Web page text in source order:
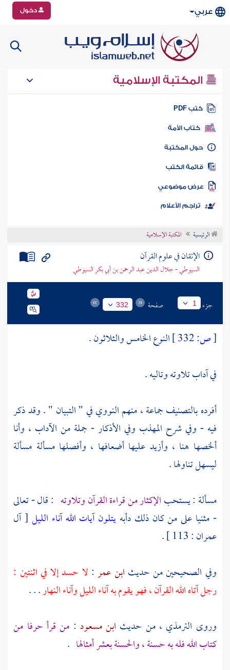
عربي دخول
المكتبة الإسلامية
كتب PDF
كتاب الأمة
المكتبة
الكتب
موضوعي
تراجم الأعلام
الرئيسية المكتبة الإسلامية
الإتقان في علوم القرآن
السيوطي - جلال الدين عبد الرحمن بن أبي بكر السيوطي
جزء 1 صفحة 332
[ص:
النوع الخامس والثلاثون .
في آداب تلاوته وتاليه .
أفرده بالتصنيف جماعة ، منهمالنوويفي " التبيان " . وقد ذكر
فيه - وفي شرح المهذب وفي الأذكار - جملة من الآداب ، وأنا
ألخصها هنا ، وأزيد عليها أضعافها ، وأفصلها مسألة مسألة
ليسهل تناولها .
مسألة : يستحبالإكثار من قراءة القرآن وتلاوته : قال - تعالى
- مثنيا على من كان ذلك دأبه يتلون آيات الله آناء الليل [ آل
عمران : 113 ] .
وفي الصحيحين من حديث ابن عمر : لا حسد إلا في اثنتين :
رجل آتاه الله القرآن ، فهو يقوم به آناء الليل وآناء النهار. . .
وروى الترمذي ، من حديث ابن مسعود : من قرأ حرفا من
كتاب الله فله به حسنة ، والحسنة بعشر أمثالها .